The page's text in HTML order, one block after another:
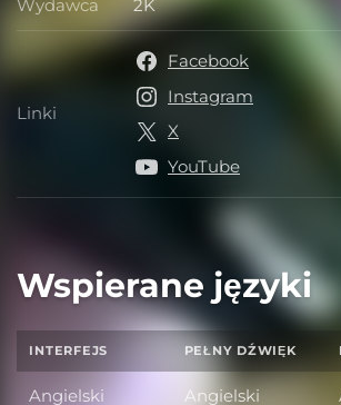
Wydawca Wydawca
2K
Linki Linki
Facebook
Instagram
X
YouTube
Wspierane języki
INTERFEJS PEŁNY DŹWIĘK
Angielski Angielski